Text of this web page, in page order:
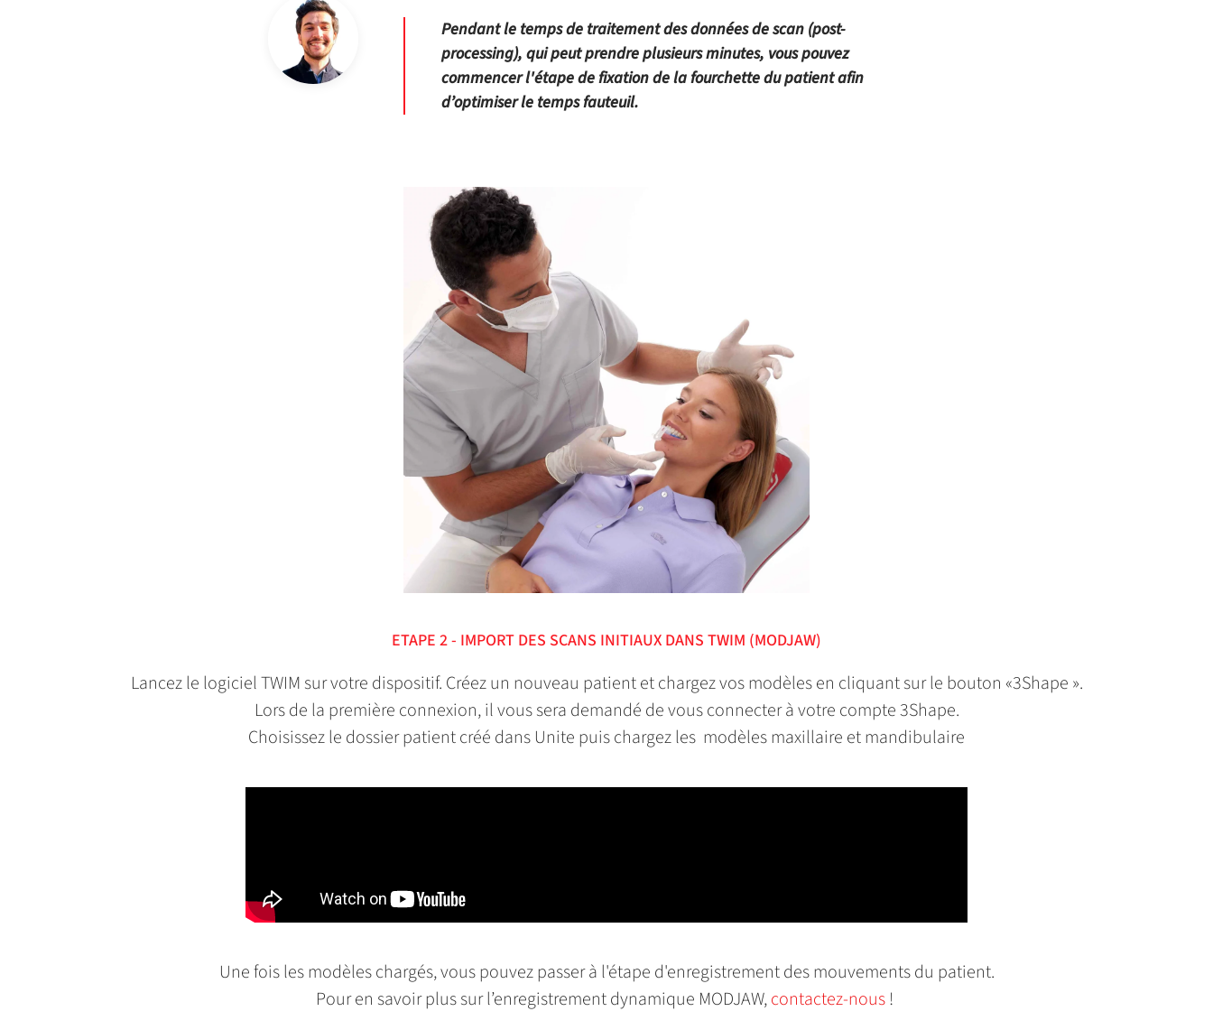
Pendant le temps de traitement des données de scan (post-
processing), qui peut prendre plusieurs minutes, vous pouvez
commencer l'étape de fixation de la fourchette du patient afin
d’optimiser le temps fauteuil.
ETAPE 2 - IMPORT DES SCANS INITIAUX DANS TWIM (MODJAW)
Lancez le logiciel TWIM sur votre dispositif. Créez un nouveau patient et chargez vos modèles en cliquant sur le bouton «3Shape ».
Lors de la première connexion, il vous sera demandé de vous connecter à votre compte 3Shape.
Choisissez le dossier patient créé dans Unite puis chargez les modèles maxillaire et mandibulaire
Une fois les modèles chargés, vous pouvez passer à l'étape d'enregistrement des mouvements du patient.
Pour en savoir plus sur l’enregistrement dynamique MODJAW,contactez-nous!